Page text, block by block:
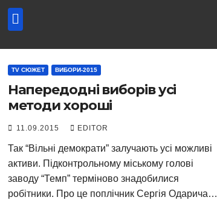
TV СЮЖЕТ ВИБОРИ-2015
Напередодні виборів усі
методи хороші
11.09.2015 EDITOR
Так “Вільні демократи” залучають усі можливі
активи. Підконтрольному міському голові
заводу “Темп” терміново знадобилися
робітники. Про це поплічник Сергія Одарича…